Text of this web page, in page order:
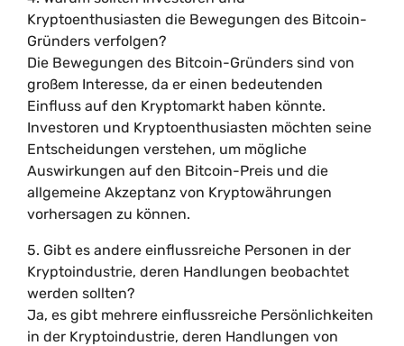
Kryptoenthusiasten die Bewegungen des Bitcoin-
Gründers verfolgen?
Die Bewegungen des Bitcoin-Gründers sind von
großem Interesse, da er einen bedeutenden
Einfluss auf den Kryptomarkt haben könnte.
Investoren und Kryptoenthusiasten möchten seine
Entscheidungen verstehen, um mögliche
Auswirkungen auf den Bitcoin-Preis und die
allgemeine Akzeptanz von Kryptowährungen
vorhersagen zu können.
5. Gibt es andere einflussreiche Personen in der
Kryptoindustrie, deren Handlungen beobachtet
werden sollten?
Ja, es gibt mehrere einflussreiche Persönlichkeiten
in der Kryptoindustrie, deren Handlungen von